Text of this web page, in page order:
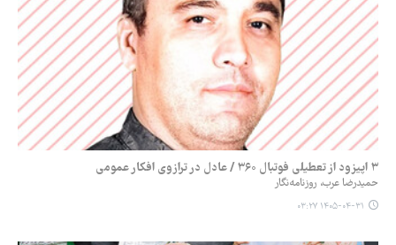
۳ اپیزود از تعطیلی فوتبال ۳۶۰ / عادل در ترازوی افکار عمومی
حمیدرضا عرب، روزنامه‌نگار
۱۴۰۵-۰۴-۳۱ ۰۳:۲۷